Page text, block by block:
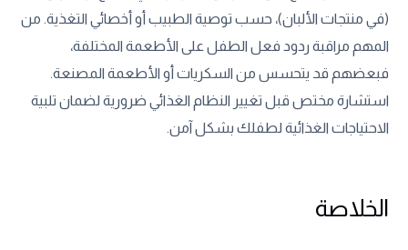
(في منتجات الألبان)، حسب توصية الطبيب أو أخصائي التغذية. من
المهم مراقبة ردود فعل الطفل على الأطعمة المختلفة،
فبعضهم قد يتحسس من السكريات أو الأطعمة المصنعة.
استشارة مختص قبل تغيير النظام الغذائي ضرورية لضمان تلبية
الاحتياجات الغذائية لطفلك بشكل آمن.
الخلاصة